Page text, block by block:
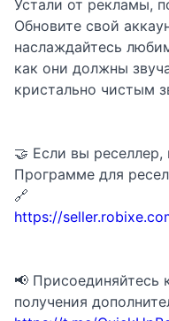
Устали от рекламы,
Обновите свой
наслаждайтесь
как они должны
кристально чистым
🤝 Если вы
Программе для
🔗
https://
📢 Присоединяйтесь
получения